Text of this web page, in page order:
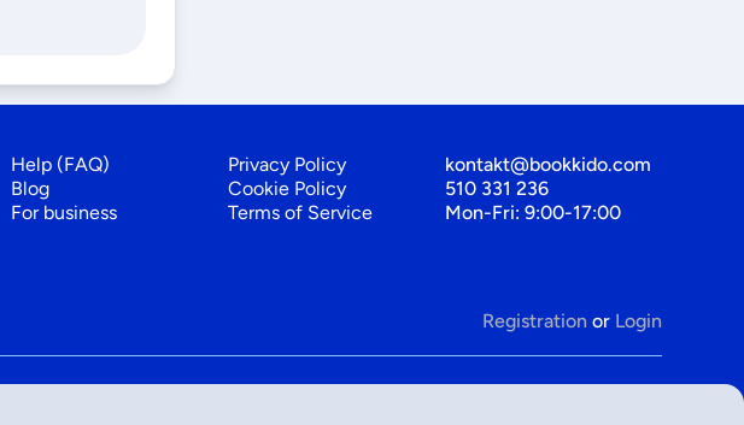
Help (FAQ)
Blog
For business
Privacy Policy
Cookie Policy
Terms of Service
kontakt@bookkido.com
510 331 236
Mon-Fri: 9:00-17:00
Registration or Login